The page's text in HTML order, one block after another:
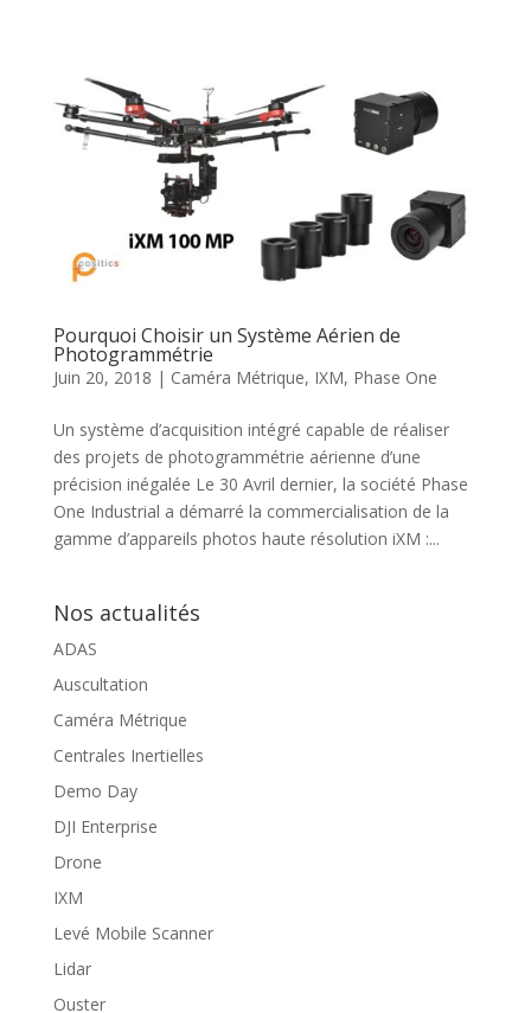
Pourquoi Choisir un Système Aérien de
Photogrammétrie
Juin 20, 2018 | Caméra Métrique, IXM, Phase One
Un système d’acquisition intégré capable de réaliser
des projets de photogrammétrie aérienne d’une
précision inégalée Le 30 Avril dernier, la société Phase
One Industrial a démarré la commercialisation de la
gamme d’appareils photos haute résolution iXM :...
Nos actualités
ADAS
Auscultation
Caméra Métrique
Centrales Inertielles
Demo Day
DJI Enterprise
Drone
IXM
Levé Mobile Scanner
Lidar
Ouster